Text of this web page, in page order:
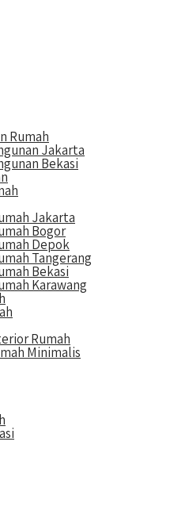
Rumah
Jakarta
Bekasi
Jakarta
Bogor
Depok
Tangerang
Bekasi
Karawang
Rumah
Minimalis